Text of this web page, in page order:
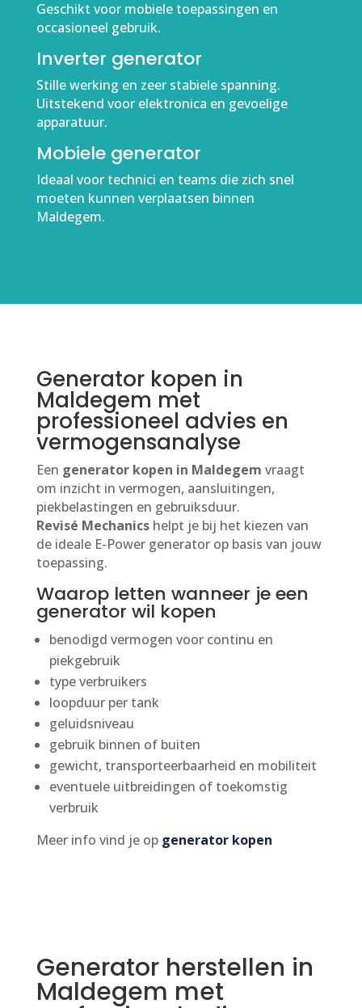
Geschikt voor mobiele toepassingen en
occasioneel gebruik.
Inverter generator
Stille werking en zeer stabiele spanning.
Uitstekend voor elektronica en gevoelige
apparatuur.
Mobiele generator
Ideaal voor technici en teams die zich snel
moeten kunnen verplaatsen binnen
Maldegem.
Generator kopen in
Maldegem met
professioneel advies en
vermogensanalyse
Een generator kopen in Maldegem vraagt
om inzicht in vermogen, aansluitingen,
piekbelastingen en gebruiksduur.
Revisé Mechanicshelpt je bij het kiezen van
de ideale E-Power generator op basis van jouw
toepassing.
Waarop letten wanneer je een
generator wil kopen
benodigd vermogen voor continu en
piekgebruik
type verbruikers
loopduur per tank
geluidsniveau
gebruik binnen of buiten
gewicht, transporteerbaarheid en mobiliteit
eventuele uitbreidingen of toekomstig
verbruik
Meer info vind je op generator kopen
Generator herstellen in
Maldegem met